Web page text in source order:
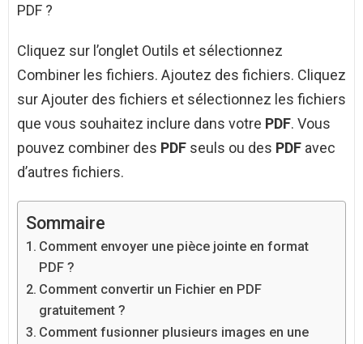
PDF ?
Cliquez sur l’onglet Outils et sélectionnez
Combiner les fichiers. Ajoutez des fichiers. Cliquez
sur Ajouter des fichiers et sélectionnez les fichiers
que vous souhaitez inclure dans votre PDF. Vous
pouvez combiner des PDF seuls ou des PDF avec
d’autres fichiers.
Sommaire
Comment envoyer une pièce jointe en format
PDF ?
Comment convertir un Fichier en PDF
gratuitement ?
Comment fusionner plusieurs images en une